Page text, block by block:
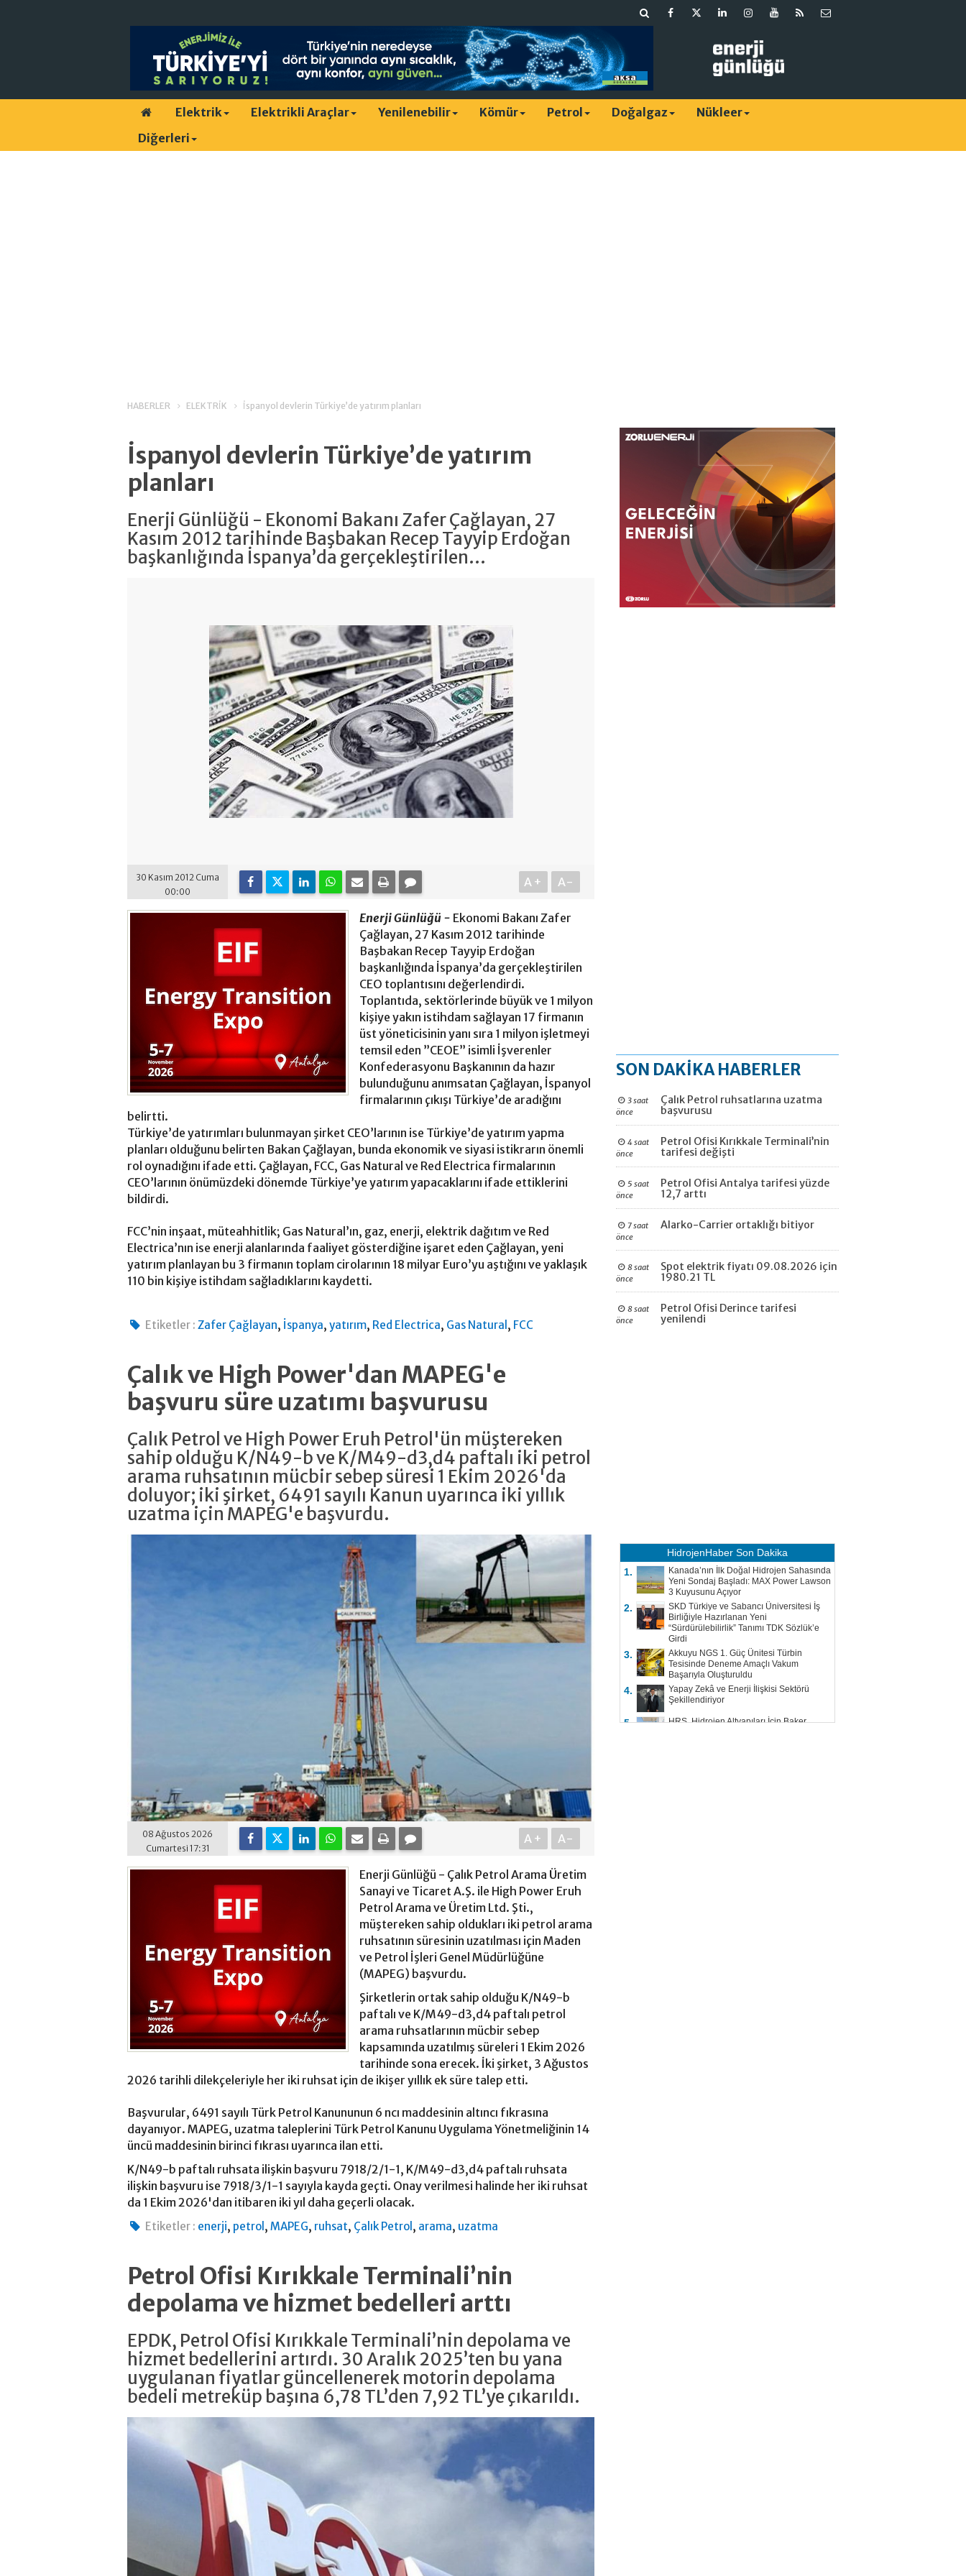
Elektrik Elektrikli Araçlar Yenilenebilir Kömür Petrol Doğalgaz
Nükleer
Diğerleri
HABERLER ELEKTRİK İspanyol devlerin Türkiye’de yatırım planları
İspanyol devlerin Türkiye’de yatırım
planları
Enerji Günlüğü - Ekonomi Bakanı Zafer Çağlayan, 27
Kasım 2012 tarihinde Başbakan Recep Tayyip Erdoğan
başkanlığında İspanya’da gerçekleştirilen...
30 Kasım 2012 Cuma
00:00
A+ A-
Enerji Günlüğü - Ekonomi Bakanı Zafer
Çağlayan, 27 Kasım 2012 tarihinde
Başbakan Recep Tayyip Erdoğan
başkanlığında İspanya’da gerçekleştirilen
CEO toplantısını değerlendirdi.
Toplantıda, sektörlerinde büyük ve 1 milyon
kişiye yakın istihdam sağlayan 17 firmanın
üst yöneticisinin yanı sıra 1 milyon işletmeyi
temsil eden ”CEOE” isimli İşverenler
Konfederasyonu Başkanının da hazır
bulunduğunu anımsatan Çağlayan, İspanyol
firmalarının çıkışı Türkiye’de aradığını
belirtti.
Türkiye’de yatırımları bulunmayan şirket CEO’larının ise Türkiye’de yatırım yapma
planları olduğunu belirten Bakan Çağlayan, bunda ekonomik ve siyasi istikrarın önemli
rol oynadığını ifade etti. Çağlayan, FCC, Gas Natural ve Red Electrica firmalarının
CEO’larının önümüzdeki dönemde Türkiye’ye yatırım yapacaklarını ifade ettiklerini
bildirdi.
FCC’nin inşaat, müteahhitlik; Gas Natural’ın, gaz, enerji, elektrik dağıtım ve Red
Electrica’nın ise enerji alanlarında faaliyet gösterdiğine işaret eden Çağlayan, yeni
yatırım planlayan bu 3 firmanın toplam cirolarının 18 milyar Euro’yu aştığını ve yaklaşık
110 bin kişiye istihdam sağladıklarını kaydetti.
Etiketler : Zafer Çağlayan, İspanya,yatırım, Red Electrica, Gas Natural , FCC
Çalık ve High Power'dan MAPEG'e
başvuru süre uzatımı başvurusu
Çalık Petrol ve High Power Eruh Petrol'ün müştereken
sahip olduğu K/N49-b ve K/M49-d3,d4 paftalı iki petrol
arama ruhsatının mücbir sebep süresi 1 Ekim 2026'da
doluyor; iki şirket, 6491 sayılı Kanun uyarınca iki yıllık
uzatma için MAPEG'e başvurdu.
08 Ağustos 2026
Cumartesi 17:31
A+ A-
Enerji Günlüğü - Çalık Petrol Arama Üretim
Sanayi ve Ticaret A.Ş. ile High Power Eruh
Petrol Arama ve Üretim Ltd. Şti.,
müştereken sahip oldukları iki petrol arama
ruhsatının süresinin uzatılması için Maden
ve Petrol İşleri Genel Müdürlüğüne
(MAPEG) başvurdu.
Şirketlerin ortak sahip olduğu K/N49-b
paftalı ve K/M49-d3,d4 paftalı petrol
arama ruhsatlarının mücbir sebep
kapsamında uzatılmış süreleri 1 Ekim 2026
tarihinde sona erecek. İki şirket, 3 Ağustos
2026 tarihli dilekçeleriyle her iki ruhsat için de ikişer yıllık ek süre talep etti.
Başvurular, 6491 sayılı Türk Petrol Kanununun 6 ncı maddesinin altıncı fıkrasına
dayanıyor. MAPEG, uzatma taleplerini Türk Petrol Kanunu Uygulama Yönetmeliğinin 14
üncü maddesinin birinci fıkrası uyarınca ilan etti.
K/N49-b paftalı ruhsata ilişkin başvuru 7918/2/1-1, K/M49-d3,d4 paftalı ruhsata
ilişkin başvuru ise 7918/3/1-1 sayıyla kayda geçti. Onay verilmesi halinde her iki ruhsat
da 1 Ekim 2026'dan itibaren iki yıl daha geçerli olacak.
Etiketler : enerji, petrol ,MAPEG, ruhsat, Çalık Petrol , arama, uzatma
Petrol Ofisi Kırıkkale Terminali’nin
depolama ve hizmet bedelleri arttı
EPDK, Petrol Ofisi Kırıkkale Terminali’nin depolama ve
hizmet bedellerini artırdı. 30 Aralık 2025’ten bu yana
uygulanan fiyatlar güncellenerek motorin depolama
bedeli metreküp başına 6,78 TL’den 7,92 TL’ye çıkarıldı.
SON DAKİKA HABERLER
3 saat
önce
Çalık Petrol ruhsatlarına uzatma
başvurusu
4 saat
önce
Petrol Ofisi Kırıkkale Terminali’nin
tarifesi değişti
5 saat
önce
Petrol Ofisi Antalya tarifesi yüzde
12,7 arttı
7 saat
önce
Alarko-Carrier ortaklığı bitiyor
8 saat
önce
Spot elektrik fiyatı 09.08.2026 için
1980.21 TL
8 saat
önce
Petrol Ofisi Derince tarifesi
yenilendi
HidrojenHaber Son Dakika
1.
Kanada’nın İlk Doğal Hidrojen Sahasında
Yeni Sondaj Başladı: MAX Power Lawson
3 Kuyusunu Açıyor
2.
SKD Türkiye ve Sabancı Üniversitesi İş
Birliğiyle Hazırlanan Yeni
“Sürdürülebilirlik” Tanımı TDK Sözlük’e
Girdi
3.
Akkuyu NGS 1. Güç Ünitesi Türbin
Tesisinde Deneme Amaçlı Vakum
Başarıyla Oluşturuldu
4.
Yapay Zekâ ve Enerji İlişkisi Sektörü
Şekillendiriyor
5.
HRS, Hidrojen Altyapıları İçin Baker